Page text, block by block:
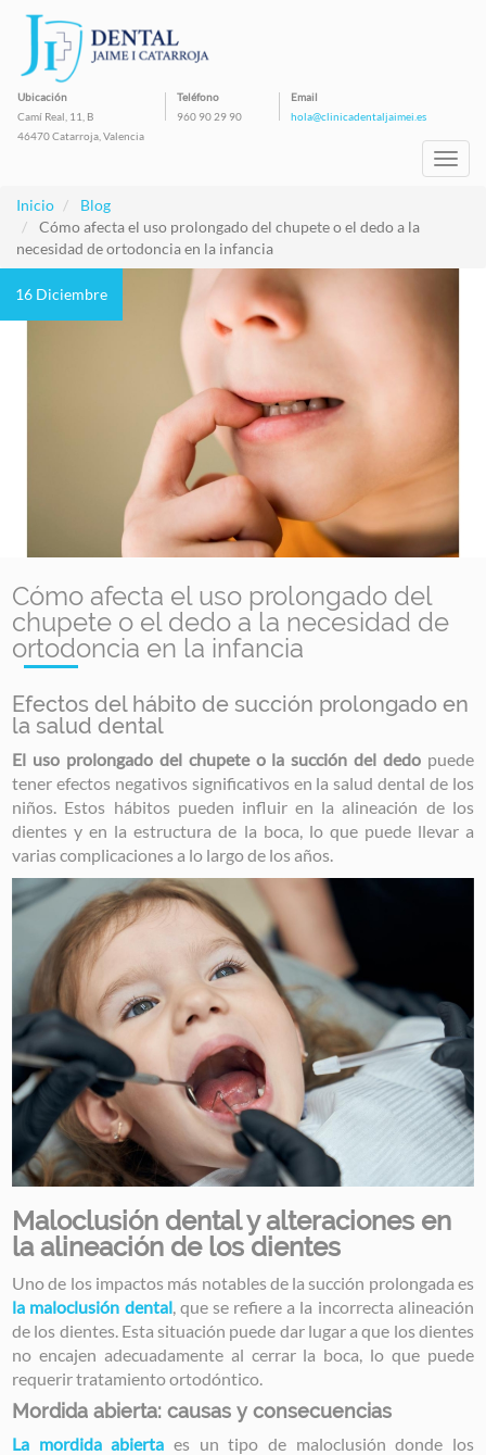
Pasar
contenido
principal
Ubicación
Camí Real, 11, B
46470 Catarroja, Valencia
Teléfono
960 90 29 90
Email
hola@clinicadentaljaimei.es
Inicio
Blog
Cómo afecta el uso prolongado del chupete o el dedo a la
necesidad de ortodoncia en la infancia
16 Diciembre
Cómo afecta el uso prolongado del
chupete o el dedo a la necesidad de
ortodoncia en la infancia
Efectos del hábito de succión prolongado en
la salud dental
El uso prolongado del chupete o la succión del dedo puede
tener efectos negativos significativos en la salud dental de los
niños. Estos hábitos pueden influir en la alineación de los
dientes y en la estructura de la boca, lo que puede llevar a
varias complicaciones a lo largo de los años.
Image
Maloclusión dental y alteraciones en
la alineación de los dientes
Uno de los impactos más notables de la succión prolongada es
la maloclusión dental, que se refiere a la incorrecta alineación
de los dientes. Esta situación puede dar lugar a que los dientes
no encajen adecuadamente al cerrar la boca, lo que puede
requerir tratamiento ortodóntico.
Mordida abierta: causas y consecuencias
La mordida abierta es un tipo de maloclusión donde los